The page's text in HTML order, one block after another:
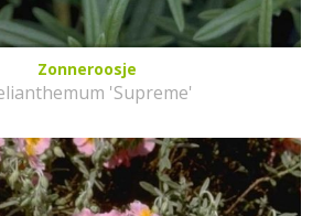
Zonneroosje
'Supreme'